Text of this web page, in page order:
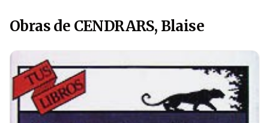
Obras de CENDRARS, Blaise